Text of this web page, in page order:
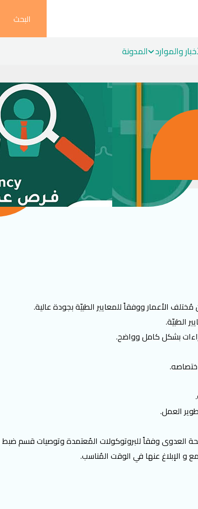
البحث
والموارد المدونة
الأعمار ووفقاً للمعايير الطبيّة بجودة عالية.
الطبيّة.
بشكل كامل وواضح.
العمل.
العدوى وفقاً للبروتوكولات المُعتمدة وتوصيات قسم
و الإبلاغ عنها في الوقت المُناسب.